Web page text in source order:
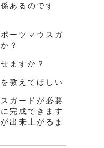
あるのです
ーツマウスガ
？
ますか？
教えてほしい
ガードが必要
完成できます
出来上がるま